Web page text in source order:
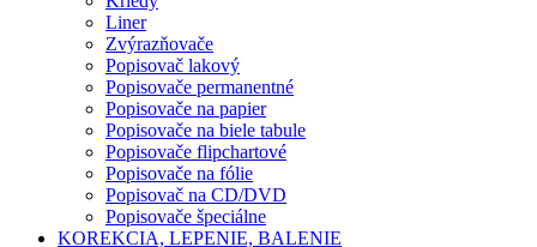
Liner
Zvýrazňovače
Popisovač lakový
Popisovače permanentné
Popisovače na papier
Popisovače na biele tabule
Popisovače flipchartové
Popisovače na fólie
Popisovač na CD/DVD
Popisovače špeciálne
KOREKCIA, LEPENIE, BALENIE